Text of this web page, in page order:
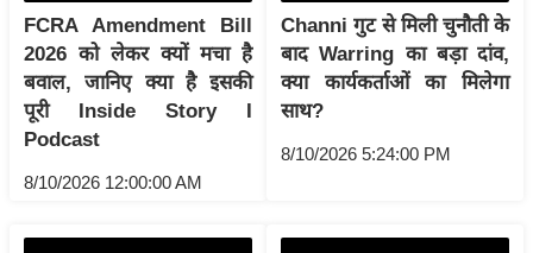
बे
मि
सा
ल
श
य
FCRA Amendment Bill
2026 को लेकर क्यों मचा है
बवाल, जानिए क्या है इसकी
पूरी Inside Story I
Podcast
8/10/2026 12:00:00 AM
Channi गुट से मिली चुनौती के
बाद Warring का बड़ा दांव,
क्या कार्यकर्ताओं का मिलेगा
साथ?
8/10/2026 5:24:00 PM